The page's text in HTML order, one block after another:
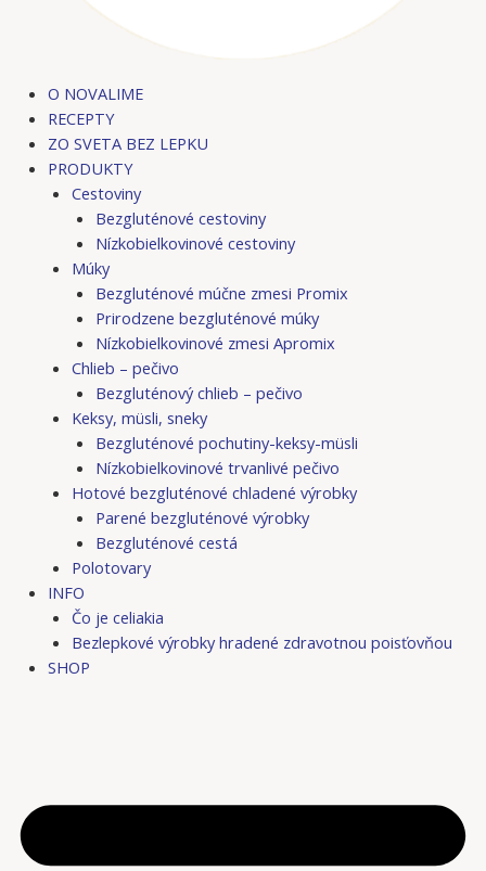
O NOVALIME
RECEPTY
ZO SVETA BEZ LEPKU
PRODUKTY
Cestoviny
Bezgluténové cestoviny
Nízkobielkovinové cestoviny
Múky
Bezgluténové múčne zmesi Promix
Prirodzene bezgluténové múky
Nízkobielkovinové zmesi Apromix
Chlieb – pečivo
Bezgluténový chlieb – pečivo
Keksy, müsli, sneky
Bezgluténové pochutiny-keksy-müsli
Nízkobielkovinové trvanlivé pečivo
Hotové bezgluténové chladené výrobky
Parené bezgluténové výrobky
Bezgluténové cestá
Polotovary
INFO
Čo je celiakia
Bezlepkové výrobky hradené zdravotnou poisťovňou
SHOP